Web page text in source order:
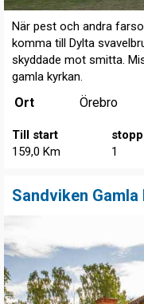
När pest och andra
komma till Dylta
skyddade mot smitta.
gamla kyrkan.
Ort Örebro
Till start
159,0 Km
stopp
1
Sandviken